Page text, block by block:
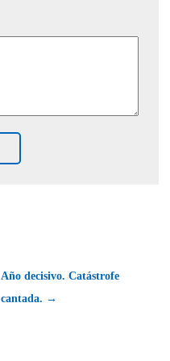
Año decisivo. Catástrofe
cantada. →